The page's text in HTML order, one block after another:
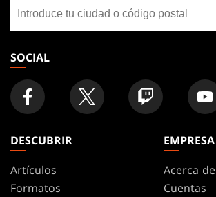
FOOTER
una
tienda
SOCIAL
DESCUBRIR
Artículos
Formatos
EMPRESA
Acerca de
Cuentas